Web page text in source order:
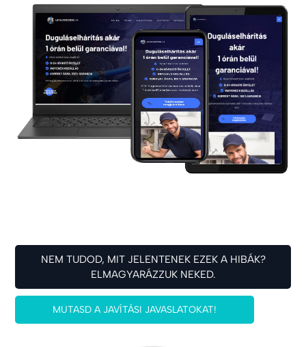
NEM TUDOD, MIT JELENTENEK EZEK A HIBÁK?
ELMAGYARÁZZUK NEKED.
MUTASD A JAVÍTÁSI JAVASLATOKAT!